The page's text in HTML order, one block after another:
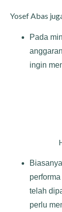
Yosef Abas
Pada
ingin
telah
perlu